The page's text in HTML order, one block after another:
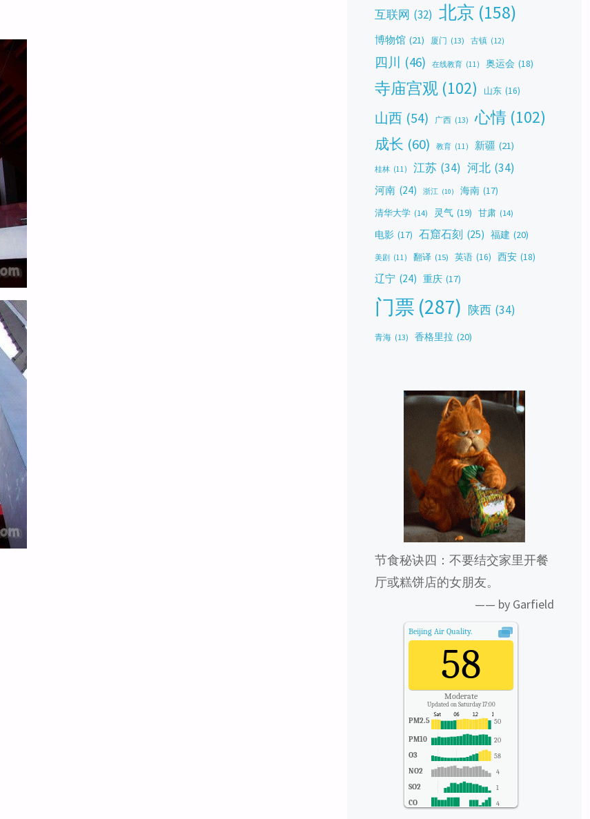
互联网 (32) 北京 (158)
博物馆 (21) 厦门 (13) 古镇 (12)
四川 (46) 在线教育 (11) 奥运会 (18)
寺庙宫观 (102) 山东 (16)
山西 (54) 广西 (13) 心情 (102)
成长 (60) 教育 (11) 新疆 (21)
桂林 (11) 江苏 (34) 河北 (34)
河南 (24) 浙江 (10) 海南 (17)
清华大学 (14) 灵气 (19) 甘肃 (14)
电影 (17) 石窟石刻 (25) 福建 (20)
美剧 (11) 翻译 (15) 英语 (16) 西安 (18)
辽宁 (24) 重庆 (17)
门票 (287) 陕西 (34)
青海 (13) 香格里拉 (20)
节食秘诀四：不要结交家里开餐
厅或糕饼店的女朋友。
—— by Garfield
Beijing Air Quality.
58
Moderate
Updated on Saturday 17:00
PM2.5 50
PM10 20
O3 58
NO2 4
SO2 1
CO 4